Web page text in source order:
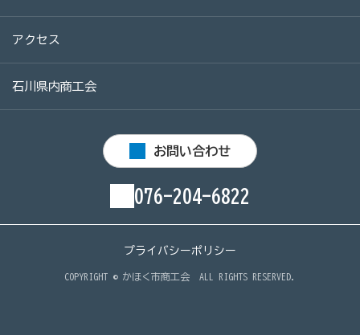
アクセス
石川県内商工会
お問い合わせ
076-204-6822
プライバシーポリシー
COPYRIGHT © かほく市商工会 ALL RIGHTS RESERVED.
いしかわ商工会のインボイス広報